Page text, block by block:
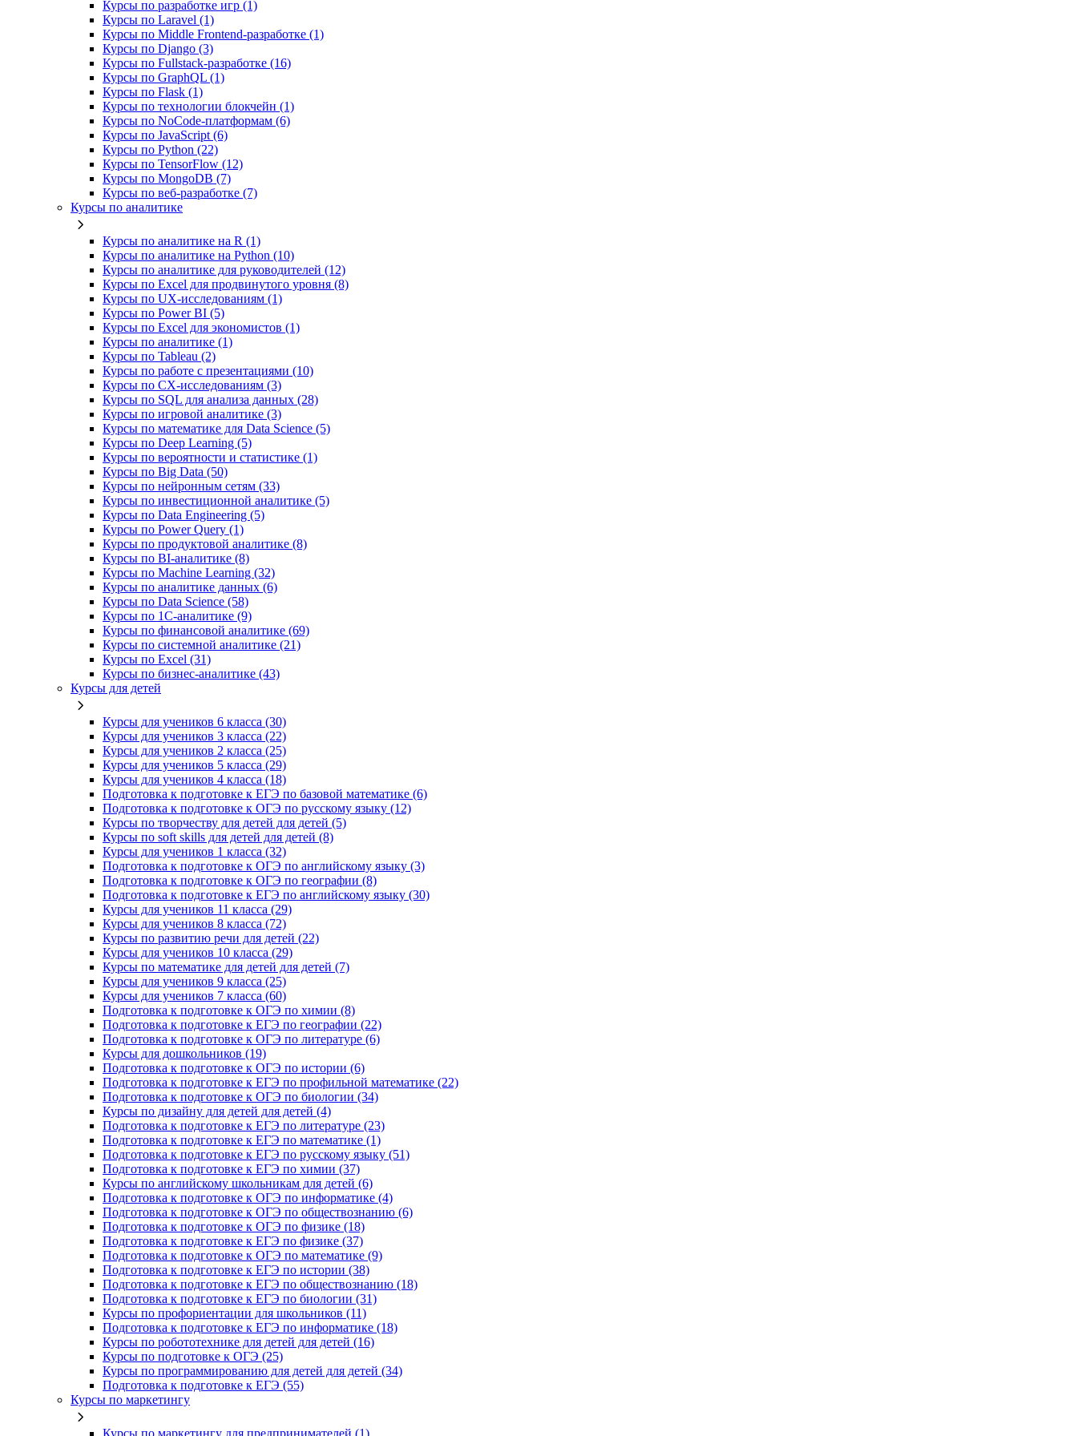
Курсы по разработке игр (1)
Курсы по Laravel (1)
Курсы по Middle Frontend-разработке (1)
Курсы по Django (3)
Курсы по Fullstack‑разработке (16)
Курсы по GraphQL (1)
Курсы по Flask (1)
Курсы по технологии блокчейн (1)
Курсы по NoCode‑платформам (6)
Курсы по JavaScript (6)
Курсы по Python (22)
Курсы по TensorFlow (12)
Курсы по MongoDB (7)
Курсы по веб‑разработке (7)
Курсы по аналитике
Курсы по аналитике на R (1)
Курсы по аналитике на Python (10)
Курсы по аналитике для руководителей (12)
Курсы по Excel для продвинутого уровня (8)
Курсы по UX‑исследованиям (1)
Курсы по Power BI (5)
Курсы по Excel для экономистов (1)
Курсы по аналитике (1)
Курсы по Tableau (2)
Курсы по работе с презентациями (10)
Курсы по CX-исследованиям (3)
Курсы по SQL для анализа данных (28)
Курсы по игровой аналитике (3)
Курсы по математике для Data Science (5)
Курсы по Deep Learning (5)
Курсы по вероятности и статистике (1)
Курсы по Big Data (50)
Курсы по нейронным сетям (33)
Курсы по инвестиционной аналитике (5)
Курсы по Data Engineering (5)
Курсы по Power Query (1)
Курсы по продуктовой аналитике (8)
Курсы по BI‑аналитике (8)
Курсы по Machine Learning (32)
Курсы по аналитике данных (6)
Курсы по Data Science (58)
Курсы по 1С‑аналитике (9)
Курсы по финансовой аналитике (69)
Курсы по системной аналитике (21)
Курсы по Excel (31)
Курсы по бизнес‑аналитике (43)
Курсы для детей
Курсы для учеников 6 класса (30)
Курсы для учеников 3 класса (22)
Курсы для учеников 2 класса (25)
Курсы для учеников 5 класса (29)
Курсы для учеников 4 класса (18)
Подготовка к подготовке к ЕГЭ по базовой математике (6)
Подготовка к подготовке к ОГЭ по русскому языку (12)
Курсы по творчеству для детей для детей (5)
Курсы по soft skills для детей для детей (8)
Курсы для учеников 1 класса (32)
Подготовка к подготовке к ОГЭ по английскому языку (3)
Подготовка к подготовке к ОГЭ по географии (8)
Подготовка к подготовке к ЕГЭ по английскому языку (30)
Курсы для учеников 11 класса (29)
Курсы для учеников 8 класса (72)
Курсы по развитию речи для детей (22)
Курсы для учеников 10 класса (29)
Курсы по математике для детей для детей (7)
Курсы для учеников 9 класса (25)
Курсы для учеников 7 класса (60)
Подготовка к подготовке к ОГЭ по химии (8)
Подготовка к подготовке к ЕГЭ по географии (22)
Подготовка к подготовке к ОГЭ по литературе (6)
Курсы для дошкольников (19)
Подготовка к подготовке к ОГЭ по истории (6)
Подготовка к подготовке к ЕГЭ по профильной математике (22)
Подготовка к подготовке к ОГЭ по биологии (34)
Курсы по дизайну для детей для детей (4)
Подготовка к подготовке к ЕГЭ по литературе (23)
Подготовка к подготовке к ЕГЭ по математике (1)
Подготовка к подготовке к ЕГЭ по русскому языку (51)
Подготовка к подготовке к ЕГЭ по химии (37)
Курсы по английскому школьникам для детей (6)
Подготовка к подготовке к ОГЭ по информатике (4)
Подготовка к подготовке к ОГЭ по обществознанию (6)
Подготовка к подготовке к ОГЭ по физике (18)
Подготовка к подготовке к ЕГЭ по физике (37)
Подготовка к подготовке к ОГЭ по математике (9)
Подготовка к подготовке к ЕГЭ по истории (38)
Подготовка к подготовке к ЕГЭ по обществознанию (18)
Подготовка к подготовке к ЕГЭ по биологии (31)
Курсы по профориентации для школьников (11)
Подготовка к подготовке к ЕГЭ по информатике (18)
Курсы по робототехнике для детей для детей (16)
Курсы по подготовке к ОГЭ (25)
Курсы по программированию для детей для детей (34)
Подготовка к подготовке к ЕГЭ (55)
Курсы по маркетингу